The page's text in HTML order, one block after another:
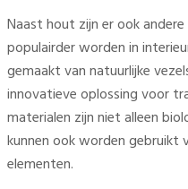
Naast hout zijn er ook
populairder worden in
gemaakt van natuurlijke
innovatieve oplossing voor
materialen zijn niet alleen
kunnen ook worden gebruikt
elementen.